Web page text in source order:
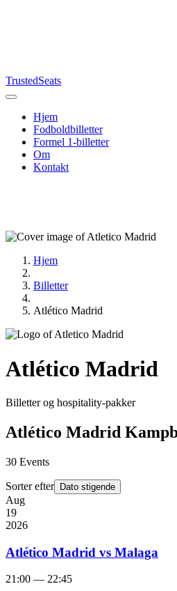
TrustedSeats
Hjem
Fodboldbilletter
Formel 1-billetter
Om
Kontakt
Hjem
Billetter
Atlético Madrid
Atlético Madrid
Billetter og hospitality-pakker
Atlético Madrid
30 Events
Sorter efter Dato stigende
Aug
19
2026
Atlético Madrid vs Malaga
21:00 — 22:45